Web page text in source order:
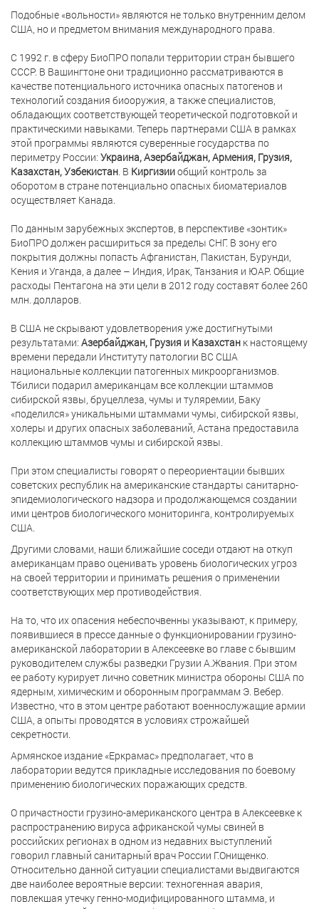
Подобные «вольности» являются не только внутренним делом
США, но и предметом внимания международного права.
С 1992 г. в сферу БиоПРО попали территории стран бывшего
СССР. В Вашингтоне они традиционно рассматриваются в
качестве потенциального источника опасных патогенов и
технологий создания биооружия, а также специалистов,
обладающих соответствующей теоретической подготовкой и
практическими навыками. Теперь партнерами США в рамках
этой программы являются суверенные государства по
периметру России: Украина, Азербайджан, Армения, Грузия,
Казахстан, Узбекистан. В Киргизииобщий контроль за
оборотом в стране потенциально опасных биоматериалов
осуществляет Канада.
По данным зарубежных экспертов, в перспективе «зонтик»
БиоПРО должен расшириться за пределы СНГ. В зону его
покрытия должны попасть Афганистан, Пакистан, Бурунди,
Кения и Уганда, а далее – Индия, Ирак, Танзания и ЮАР. Общие
расходы Пентагона на эти цели в 2012 году составят более 260
млн. долларов.
В США не скрывают удовлетворения уже достигнутыми
результатами: Азербайджан, Грузия и Казахстан к настоящему
времени передали Институту патологии ВС США
национальные коллекции патогенных микроорганизмов.
Тбилиси подарил американцам все коллекции штаммов
сибирской язвы, бруцеллеза, чумы и туляремии, Баку
«поделился» уникальными штаммами чумы, сибирской язвы,
холеры и других опасных заболеваний, Астана предоставила
коллекцию штаммов чумы и сибирской язвы.
При этом специалисты говорят о переориентации бывших
советских республик на американские стандарты санитарно-
эпидемиологического надзора и продолжающемся создании
ими центров биологического мониторинга, контролируемых
США.
Другими словами, наши ближайшие соседи отдают на откуп
американцам право оценивать уровень биологических угроз
на своей территории и принимать решения о применении
соответствующих мер противодействия.
На то, что их опасения небеспочвенны указывают, к примеру,
появившиеся в прессе данные о функционировании грузино-
американской лаборатории в Алексеевке во главе с бывшим
руководителем службы разведки Грузии А.Жвания. При этом
ее работу курирует лично советник министра обороны США по
ядерным, химическим и оборонным программам Э. Вебер.
Известно, что в этом центре работают военнослужащие армии
США, а опыты проводятся в условиях строжайшей
секретности.
Армянское издание «Еркрамас» предполагает, что в
лаборатории ведутся прикладные исследования по боевому
применению биологических поражающих средств.
О причастности грузино-американского центра в Алексеевке к
распространению вируса африканской чумы свиней в
российских регионах в одном из недавних выступлений
говорил главный санитарный врач России Г.Онищенко.
Относительно данной ситуации специалистами выдвигаются
две наиболее вероятные версии: техногенная авария,
повлекшая утечку генно-модифицированного штамма, и